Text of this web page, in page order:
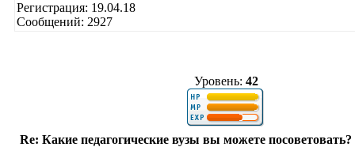
Регистрация: 19.04.18
Сообщений: 2927
Уровень: 42
Re: Какие педагогические вузы вы можете посоветовать?